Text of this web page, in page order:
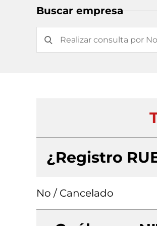
Buscar empresa
¿Registro
No / Cancelado